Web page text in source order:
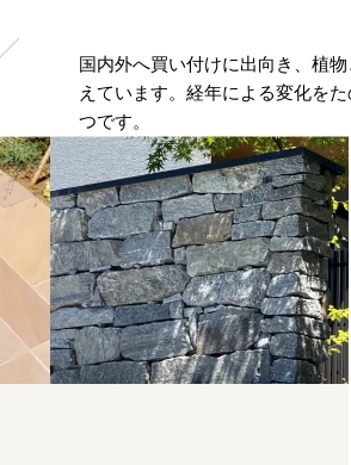
国内外へ買い付けに出向き、植
えています。経年による変化を
つです。